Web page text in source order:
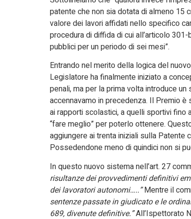
patente che non sia dotata di almeno 15
valore dei lavori affidati nello specifico
procedura di diffida di cui all’articolo
pubblici per un periodo di sei mesi”.
Entrando nel merito della logica del
Legislatore ha finalmente iniziato a
penali, ma per la prima volta introduce
accennavamo in precedenza. Il Premio è
ai rapporti scolastici, a quelli sportivi fino
“fare meglio” per poterlo ottenere.
aggiungere ai trenta iniziali sulla
Possedendone meno di quindici non si
In questo nuovo sistema nell’art. 27
risultanze dei provvedimenti definitivi
dei lavoratori autonomi…..”Mentre il
sentenze passate in giudicato e le
689, divenute definitive.”All’Ispettorato